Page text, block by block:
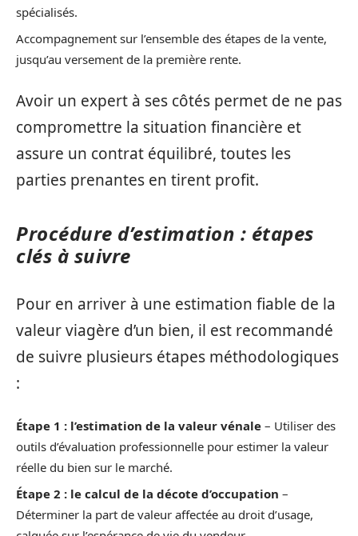
spécialisés.
Accompagnement sur l’ensemble des étapes de la vente,
jusqu’au versement de la première rente.
Avoir un expert à ses côtés permet de ne pas
compromettre la situation financière et
assure un contrat équilibré, toutes les
parties prenantes en tirent profit.
Procédure d’estimation : étapes
clés à suivre
Pour en arriver à une estimation fiable de la
valeur viagère d’un bien, il est recommandé
de suivre plusieurs étapes méthodologiques
:
Étape 1 : l’estimation de la valeur vénale – Utiliser des
outils d’évaluation professionnelle pour estimer la valeur
réelle du bien sur le marché.
Étape 2 : le calcul de la décote d’occupation –
Déterminer la part de valeur affectée au droit d’usage,